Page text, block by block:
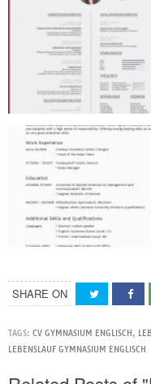
SHARE ON
TAGS: CV GYMNASIUM ENGLISCH ,
LEBENSLAUF GYMNASIUM ENGLISCH